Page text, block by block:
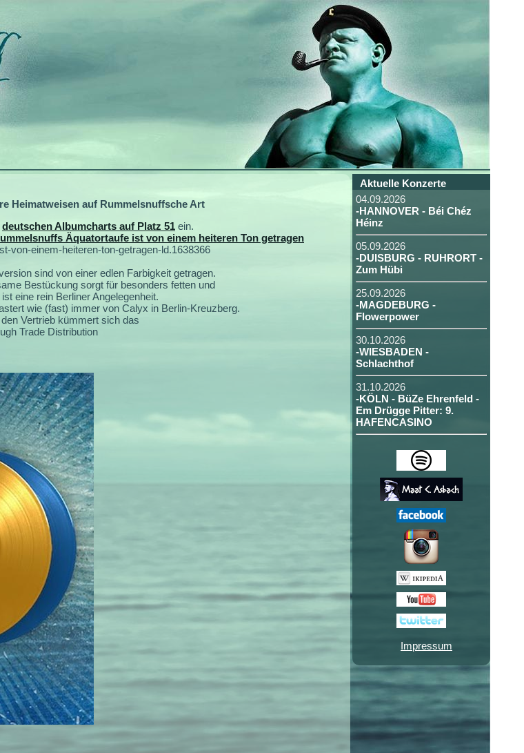
Heimatweisen auf Rummelsnuffsche Art
deutschen Albumcharts auf Platz 51 ein.
Äquatortaufe ist von einem heiteren Ton getragen
von-einem-heiteren-ton-getragen-ld.1638366
sind von einer edlen Farbigkeit getragen.
Bestückung sorgt für besonders fetten und
eine rein Berliner Angelegenheit.
wie (fast) immer von Calyx in Berlin-Kreuzberg.
Vertrieb kümmert sich das
Trade Distribution
Aktuelle Konzerte
04.09.2026
-HANNOVER - Béi Chéz
Héinz
05.09.2026
-DUISBURG - RUHRORT -
Zum Hübi
25.09.2026
-MAGDEBURG -
Flowerpower
30.10.2026
-WIESBADEN -
Schlachthof
31.10.2026
-KÖLN - BüZe Ehrenfeld -
Em Drügge Pitter: 9.
HAFENCASINO
Impressum